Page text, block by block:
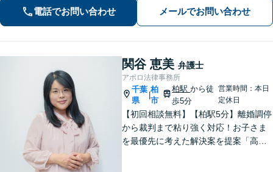
す。おひとりで悩まず、弁護士にご相
談ください。前向きな一歩を踏み出せ
電話でお問い合わせ メールでお問い合わせ
関谷 恵美 弁護士
アポロ法律事務所
千葉
県
|
柏
市
柏駅から徒
歩5分
営業時間：本日
定休日
【初回相談無料】【柏駅5分】離婚調停
から裁判まで粘り強く対応！お子さま
を最優先に考えた解決案を提案「高齢